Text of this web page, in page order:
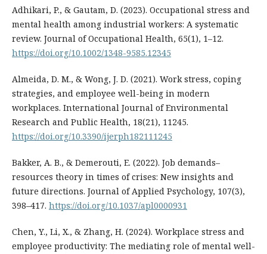
Adhikari, P., & Gautam, D. (2023). Occupational stress and
mental health among industrial workers: A systematic
review. Journal of Occupational Health, 65(1), 1–12.
https://doi.org/10.1002/1348-9585.12345
Almeida, D. M., & Wong, J. D. (2021). Work stress, coping
strategies, and employee well-being in modern
workplaces. International Journal of Environmental
Research and Public Health, 18(21), 11245.
https://doi.org/10.3390/ijerph182111245
Bakker, A. B., & Demerouti, E. (2022). Job demands–
resources theory in times of crises: New insights and
future directions. Journal of Applied Psychology, 107(3),
398–417. https://doi.org/10.1037/apl0000931
Chen, Y., Li, X., & Zhang, H. (2024). Workplace stress and
employee productivity: The mediating role of mental well-